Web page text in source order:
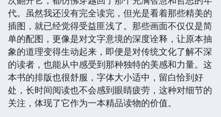
代。虽然我还没有完全读完，但光是看着那些精美的
插图，就已经觉得受益匪浅了。那些画面不仅仅是简
单的配图，更像是对文字意境的深度诠释，让原本抽
象的道理变得生动起来，即便是对传统文化了解不深
的读者，也能从中感受到那种独特的美感和力量。这
本书的排版也很舒服，字体大小适中，留白恰到好
处，长时间阅读也不会感到眼睛疲劳，这种对细节的
关注，体现了它作为一本精品读物的价值。